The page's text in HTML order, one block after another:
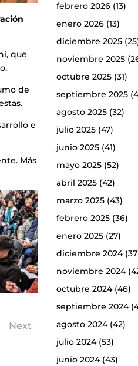
que
de
e
Más
Next
febrero 2026(13)
enero 2026(13)
diciembre 2025
noviembre 2025
octubre 2025(31)
septiembre 2025
agosto 2025(32)
julio 2025(47)
junio 2025(41)
mayo 2025(52)
abril 2025(42)
marzo 2025(43)
febrero 2025(36)
enero 2025(27)
diciembre 2024
noviembre 2024
octubre 2024(46)
septiembre 2024
agosto 2024(42)
julio 2024(53)
junio 2024(43)